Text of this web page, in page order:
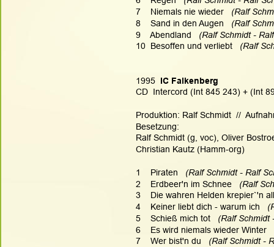
7    Niemals nie wieder
(Ralf
8    Sand in den Augen (Ralf
9    Abendland
(Ralf Schmidt -
10  Besoffen und verliebt
(Ralf
1995
  IC Falkenberg
CD  Intercord (Int 845 243) + (Int
Produktion: Ralf Schmidt  //
Besetzung:
Ralf Schmidt (g, voc), Oliver
Christian Kautz (Hamm-org)
1    Piraten (Ralf Schmidt - Ralf
2    Erdbeer'n im Schnee (Ralf
3    Die wahren Helden krepier`'n
4    Keiner liebt dich - warum ich
5    Schieß mich tot
(Ralf Schmidt
6    Es wird niemals wieder Winter
7    Wer bist'n du (Ralf Schmidt -